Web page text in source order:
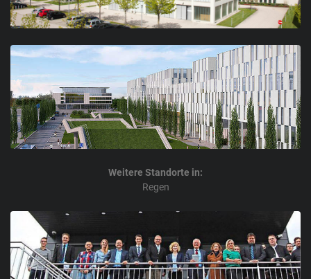
Weitere Standorte in:
Regen